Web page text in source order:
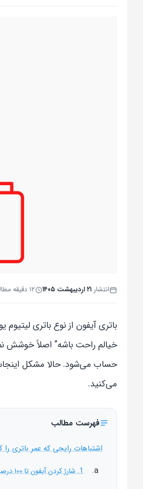
انتشار:۲۱ اردیبهشت ۱۴۰۵ ۱۲ دقیقه مطالعه
حساب می‌شود. حالا مشکل
می‌کنید.
فهرست مطالب
اشتباهات رایجی که عمر باتری
1. شارژ کردن آیفون تا ۱۰۰ درصد به‌صورت مداوم